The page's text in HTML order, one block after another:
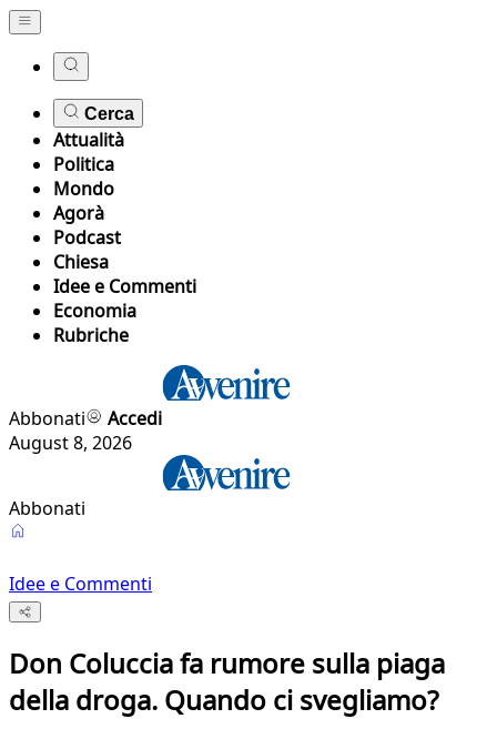
Cerca
Attualità
Politica
Mondo
Agorà
Podcast
Chiesa
Idee e Commenti
Economia
Rubriche
Abbonati
Accedi
August 8, 2026
Abbonati
Idee e Commenti
Don Coluccia fa rumore sulla piaga
della droga. Quando ci svegliamo?